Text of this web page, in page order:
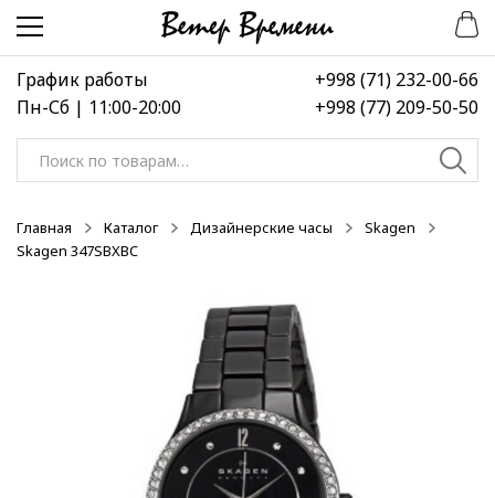
Перейти
навигации
Перейти
содержимому
График работы
Пн-Сб | 11:00-20:00
+998 (71) 232-00-66
+998 (77) 209-50-50
Искать:
Главная Каталог Дизайнерские часы
Skagen
Skagen 347SBXBC
-50%
-50%
-50%